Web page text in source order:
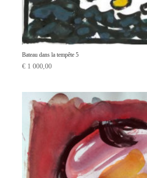
Bateau dans la tempête 5
€1 000,00